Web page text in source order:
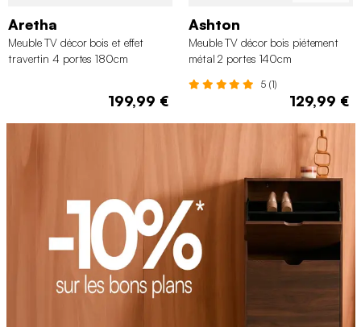
Aretha
Meuble TV décor bois et effet
travertin 4 portes 180cm
199,99 €
Ashton
Meuble TV décor bois piétement
métal 2 portes 140cm
5 (1)
129,99 €